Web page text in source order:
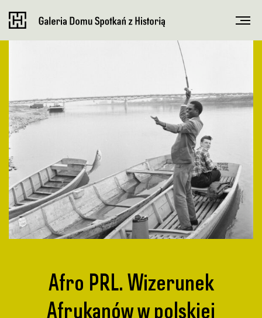
Afro PRL. Wizerunek
Afrykanów w polskiej